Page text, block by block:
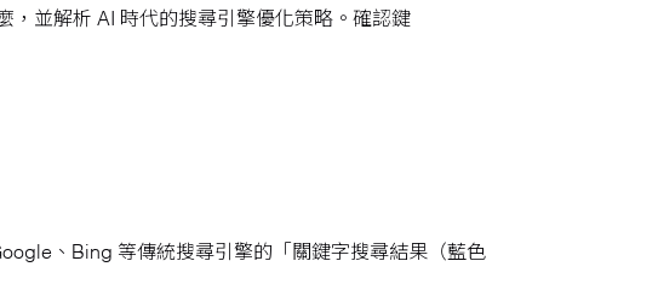
，並解析 AI 時代的搜尋引擎優化策略。確認鍵
、Bing 等傳統搜尋引擎的「關鍵字搜尋結果（藍色